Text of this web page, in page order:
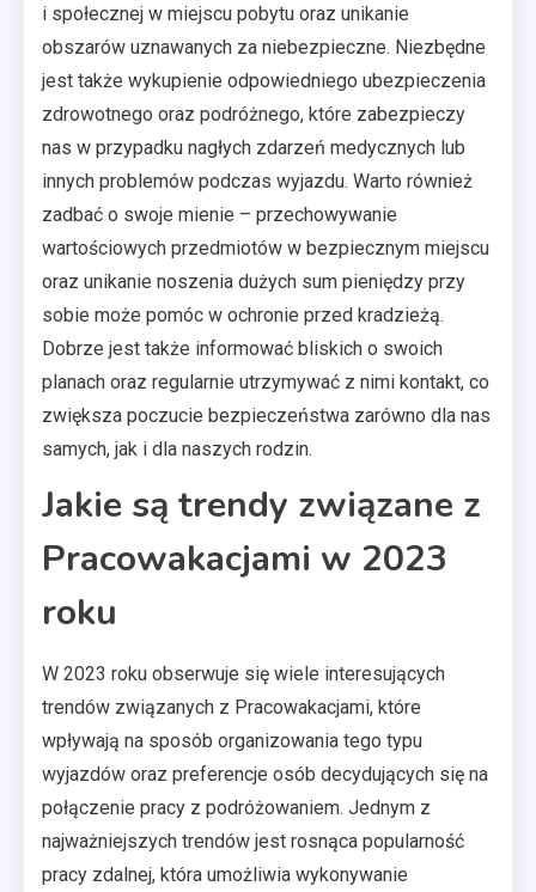
i społecznej w miejscu pobytu oraz unikanie
obszarów uznawanych za niebezpieczne. Niezbędne
jest także wykupienie odpowiedniego ubezpieczenia
zdrowotnego oraz podróżnego, które zabezpieczy
nas w przypadku nagłych zdarzeń medycznych lub
innych problemów podczas wyjazdu. Warto również
zadbać o swoje mienie – przechowywanie
wartościowych przedmiotów w bezpiecznym miejscu
oraz unikanie noszenia dużych sum pieniędzy przy
sobie może pomóc w ochronie przed kradzieżą.
Dobrze jest także informować bliskich o swoich
planach oraz regularnie utrzymywać z nimi kontakt, co
zwiększa poczucie bezpieczeństwa zarówno dla nas
samych, jak i dla naszych rodzin.
Jakie są trendy związane z
Pracowakacjami w 2023
roku
W 2023 roku obserwuje się wiele interesujących
trendów związanych z Pracowakacjami, które
wpływają na sposób organizowania tego typu
wyjazdów oraz preferencje osób decydujących się na
połączenie pracy z podróżowaniem. Jednym z
najważniejszych trendów jest rosnąca popularność
pracy zdalnej, która umożliwia wykonywanie